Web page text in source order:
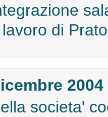
di
2004
societa'